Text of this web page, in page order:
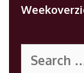
for: